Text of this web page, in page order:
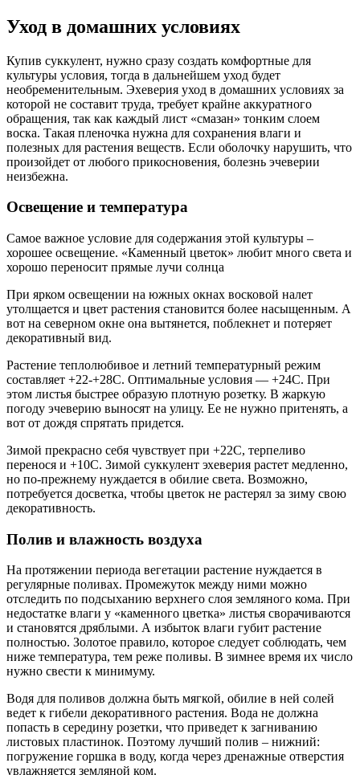
Уход в домашних условиях
Купив суккулент, нужно сразу создать комфортные для
культуры условия, тогда в дальнейшем уход будет
необременительным. Эхеверия уход в домашних условиях за
которой не составит труда, требует крайне аккуратного
обращения, так как каждый лист «смазан» тонким слоем
воска. Такая пленочка нужна для сохранения влаги и
полезных для растения веществ. Если оболочку нарушить, что
произойдет от любого прикосновения, болезнь эчеверии
неизбежна.
Освещение и температура
Самое важное условие для содержания этой культуры –
хорошее освещение. «Каменный цветок» любит много света и
хорошо переносит прямые лучи солнца
При ярком освещении на южных окнах восковой налет
утолщается и цвет растения становится более насыщенным. А
вот на северном окне она вытянется, поблекнет и потеряет
декоративный вид.
Растение теплолюбивое и летний температурный режим
составляет +22-+28С. Оптимальные условия — +24С. При
этом листья быстрее образую плотную розетку. В жаркую
погоду эчеверию выносят на улицу. Ее не нужно притенять, а
вот от дождя спрятать придется.
Зимой прекрасно себя чувствует при +22С, терпеливо
перенося и +10С. Зимой суккулент эхеверия растет медленно,
но по-прежнему нуждается в обилие света. Возможно,
потребуется досветка, чтобы цветок не растерял за зиму свою
декоративность.
Полив и влажность воздуха
На протяжении периода вегетации растение нуждается в
регулярные поливах. Промежуток между ними можно
отследить по подсыханию верхнего слоя земляного кома. При
недостатке влаги у «каменного цветка» листья сворачиваются
и становятся дряблыми. А избыток влаги губит растение
полностью. Золотое правило, которое следует соблюдать, чем
ниже температура, тем реже поливы. В зимнее время их число
нужно свести к минимуму.
Водя для поливов должна быть мягкой, обилие в ней солей
ведет к гибели декоративного растения. Вода не должна
попасть в середину розетки, что приведет к загниванию
листовых пластинок. Поэтому лучший полив – нижний:
погружение горшка в воду, когда через дренажные отверстия
увлажняется земляной ком.